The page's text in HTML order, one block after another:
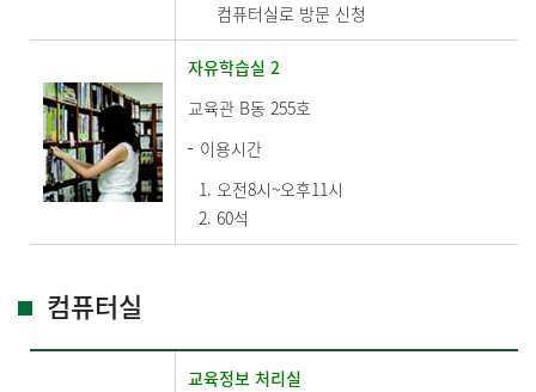
컴퓨터실로 방문 신청
자유학습실 2
교육관 B동 255호
이용시간
오전8시~오후11시
60석
컴퓨터실
교육정보 처리실